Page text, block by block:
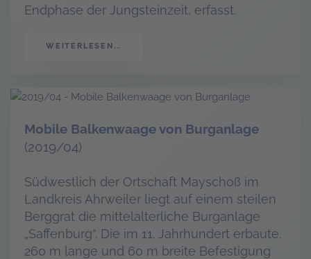
Endphase der Jungsteinzeit, erfasst.
WEITERLESEN...
Mobile Balkenwaage von Burganlage
(2019/04)
Südwestlich der Ortschaft Mayschoß im
Landkreis Ahrweiler liegt auf einem steilen
Berggrat die mittelalterliche Burganlage
„Saffenburg“. Die im 11. Jahrhundert erbaute,
260 m lange und 60 m breite Befestigung